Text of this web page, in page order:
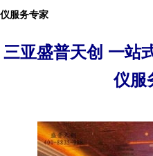
仪服务专家
三亚盛普天创 一站
仪服